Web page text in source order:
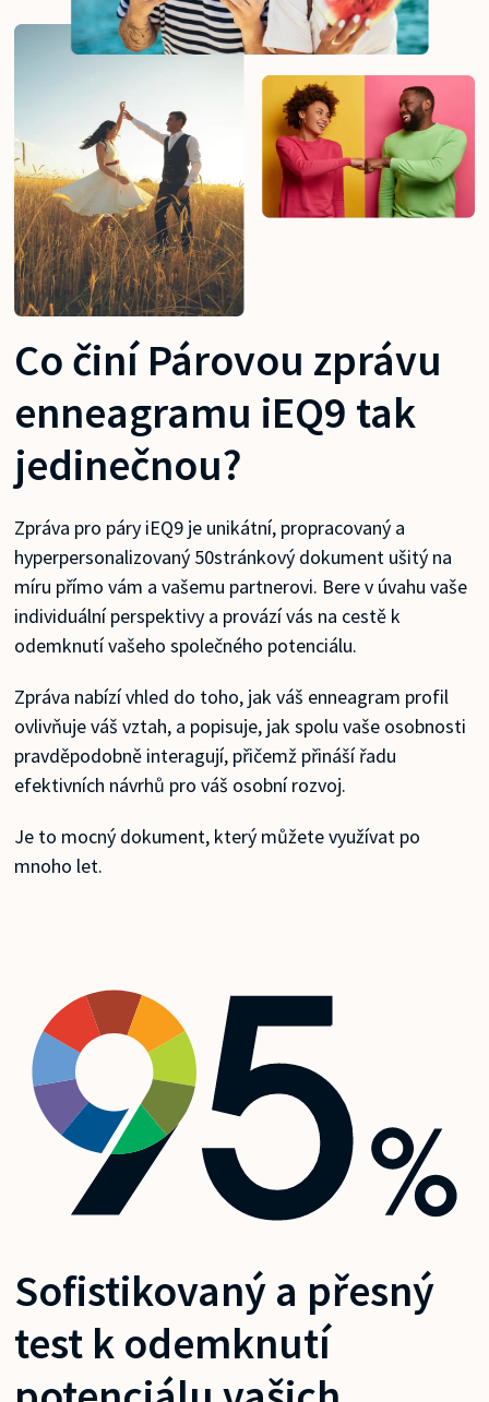
Co činí Párovou zprávu
enneagramu iEQ9 tak
jedinečnou?
Zpráva pro páry iEQ9 je unikátní, propracovaný a
hyperpersonalizovaný 50stránkový dokument ušitý na
míru přímo vám a vašemu partnerovi. Bere v úvahu vaše
individuální perspektivy a provází vás na cestě k
odemknutí vašeho společného potenciálu.
Zpráva nabízí vhled do toho, jak váš enneagram profil
ovlivňuje váš vztah, a popisuje, jak spolu vaše osobnosti
pravděpodobně interagují, přičemž přináší řadu
efektivních návrhů pro váš osobní rozvoj.
Je to mocný dokument, který můžete využívat po
mnoho let.
Sofistikovaný a přesný
test k odemknutí